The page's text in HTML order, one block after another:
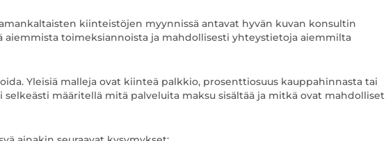
kiinteistöjen myynnissä antavat hyvän kuvan konsultin
aiemmista toimeksiannoista ja mahdollisesti yhteystietoja aiemmilta
Yleisiä malleja ovat kiinteä palkkio, prosenttiosuus kauppahinnasta tai
määritellä mitä palveluita maksu sisältää ja mitkä ovat mahdolliset